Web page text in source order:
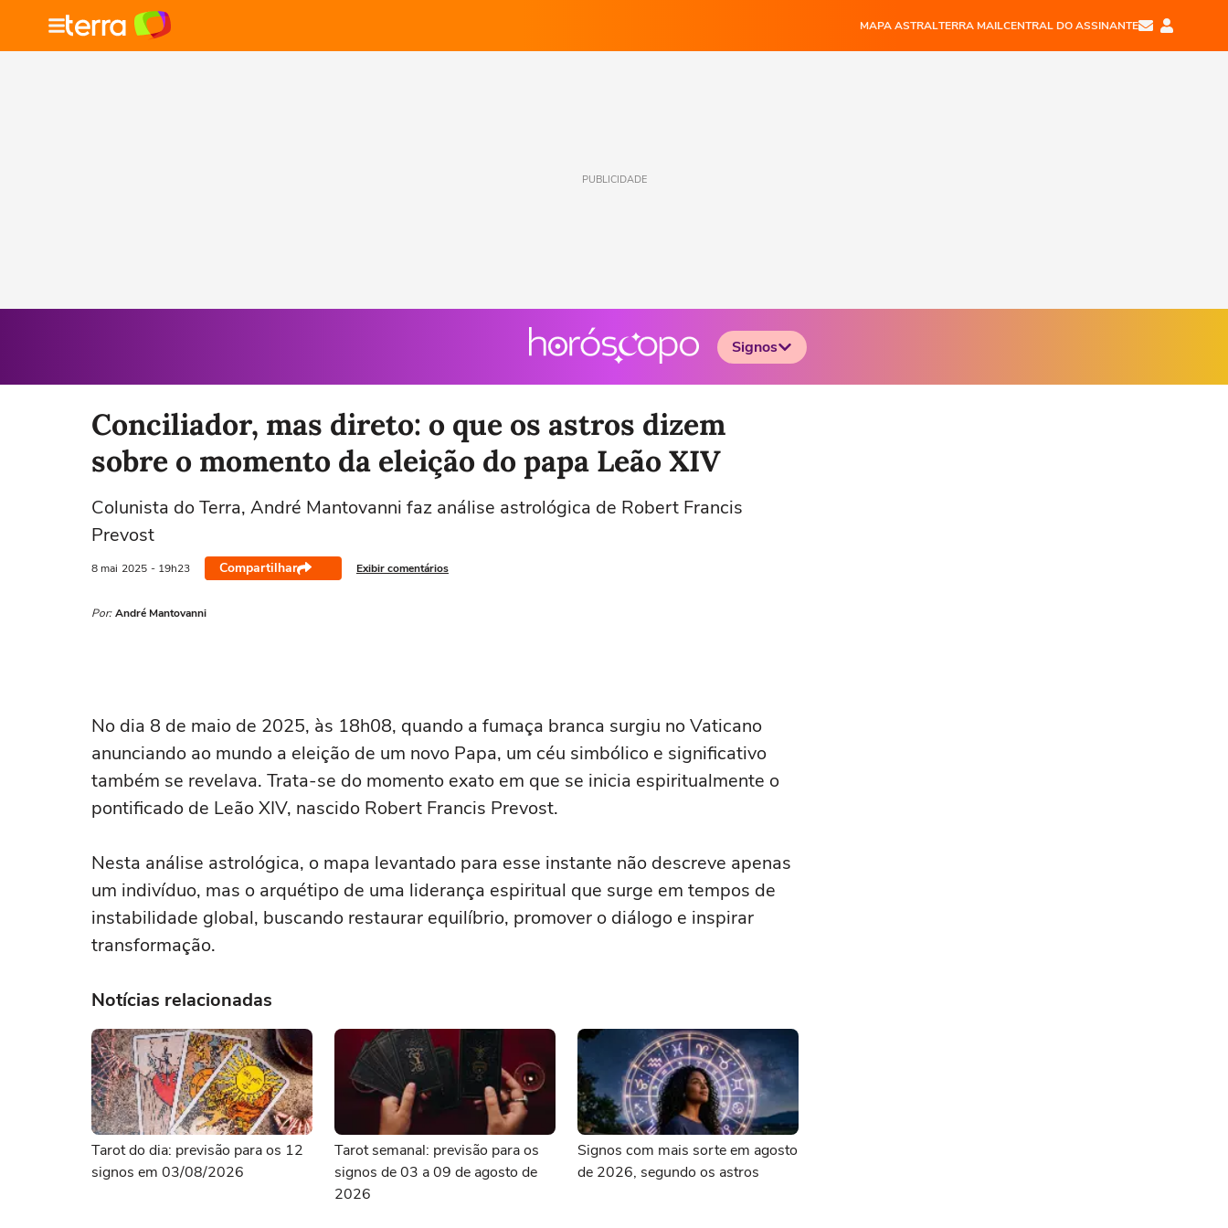
MAPA ASTRALTERRA MAILCENTRAL DO ASSINANTE
PUBLICIDADE
Signos
Selecione o signo para ver as notícias
21/03 a 20/04 21/04 a 20/05 21/05 a 20/06 21/06 a 21/07 22/07 a 22/08
Virgem
23/08 a 22/09 23/09 a 22/10 23/10 a 21/11
Conciliador, mas direto: o que os astros dizem
sobre o momento da eleição do papa Leão XIV
Colunista do Terra, André Mantovanni faz análise astrológica de Robert Francis
Prevost
8 mai 2025 - 19h23 Compartilhar Exibir comentários
Por: André Mantovanni
No dia 8 de maio de 2025, às 18h08, quando a fumaça branca surgiu no Vaticano
anunciando ao mundo a eleição de um novo Papa, um céu simbólico e significativo
também se revelava. Trata-se do momento exato em que se inicia espiritualmente o
pontificado de Leão XIV, nascido Robert Francis Prevost.
Nesta análise astrológica, o mapa levantado para esse instante não descreve apenas
um indivíduo, mas o arquétipo de uma liderança espiritual que surge em tempos de
instabilidade global, buscando restaurar equilíbrio, promover o diálogo e inspirar
transformação.
Notícias relacionadas
Tarot do dia: previsão para os 12
signos em 03/08/2026
Tarot semanal: previsão para os
signos de 03 a 09 de agosto de
2026
Signos com mais sorte em agosto
de 2026, segundo os astros